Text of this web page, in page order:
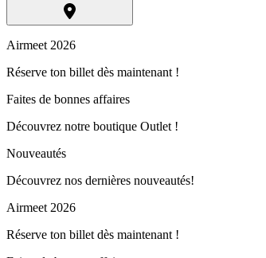
Airmeet 2026
Réserve ton billet dès maintenant !
Faites de bonnes affaires
Découvrez notre boutique Outlet !
Nouveautés
Découvrez nos dernières nouveautés!
Airmeet 2026
Réserve ton billet dès maintenant !